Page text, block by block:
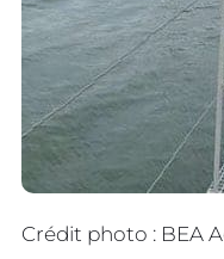
Crédit photo : BEA